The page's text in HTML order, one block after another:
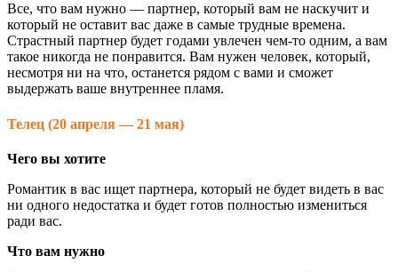
Все, что вам нужно — партнер, который вам не наскучит и
который не оставит вас даже в самые трудные времена.
Страстный партнер будет годами увлечен чем-то одним, а вам
такое никогда не понравится. Вам нужен человек, который,
несмотря ни на что, останется рядом с вами и сможет
выдержать ваше внутреннее пламя.
Телец (20 апреля — 21 мая)
Чего вы хотите
Романтик в вас ищет партнера, который не будет видеть в вас
ни одного недостатка и будет готов полностью измениться
ради вас.
Что вам нужно